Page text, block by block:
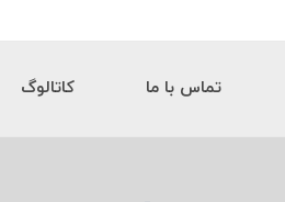
تماس با ما کاتالوگ